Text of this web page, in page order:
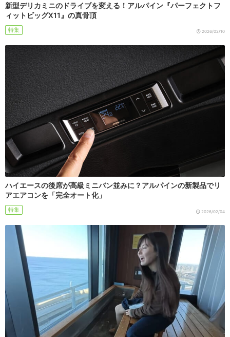
新型デリカミニのドライブを変える！アルパイン『パーフェクトフ
ィットビッグX11』の真骨頂
特集 2026/02/10
ハイエースの後席が高級ミニバン並みに？アルパインの新製品でリ
アエアコンを「完全オート化」
特集 2026/02/04